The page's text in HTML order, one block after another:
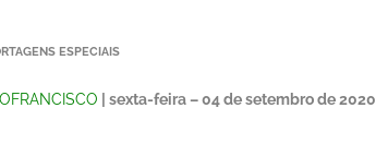
ESPECIAIS
| sexta-feira – 04 de setembro de 2020